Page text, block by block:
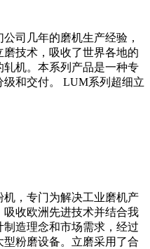
司几年的磨机生产经验，
技术，吸收了世界各地的
机。本系列产品是一种专
和交付。 LUM系列超细立
，专门为解决工业磨机产
收欧洲先进技术并结合我
造理念和市场需求，经过
粉磨设备。立磨采用了合